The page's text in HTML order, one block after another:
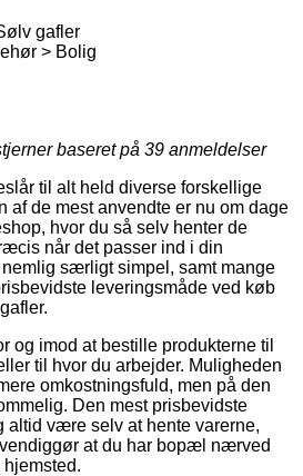
gafler
> Bolig
baseret på 39 anmeldelser
til alt held diverse forskellige
af de mest anvendte er nu om dage
hvor du så selv henter de
når det passer ind i din
særligt simpel, samt mange
leveringsmåde ved køb
og imod at bestille produkterne til
til hvor du arbejder. Muligheden
omkostningsfuld, men på den
Den mest prisbevidste
altid være selv at hente varerne,
at du har bopæl nærved